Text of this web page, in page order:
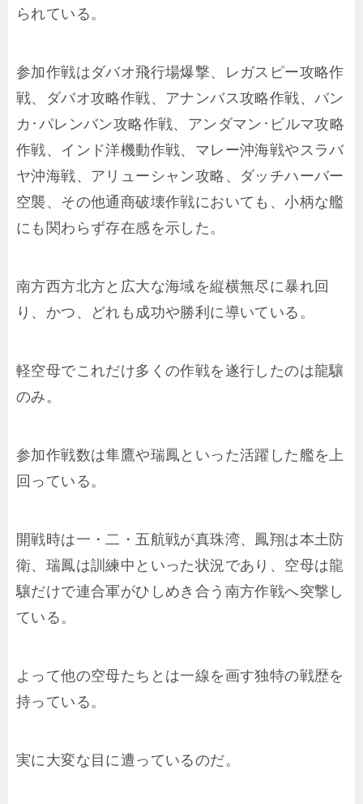
られている。
参加作戦はダバオ飛行場爆撃、レガスピー攻略作
戦、ダバオ攻略作戦、アナンバス攻略作戦、バン
カ･パレンバン攻略作戦、アンダマン･ビルマ攻略
作戦、インド洋機動作戦、マレー沖海戦やスラバ
ヤ沖海戦、アリューシャン攻略、ダッチハーバー
空襲、その他通商破壊作戦においても、小柄な艦
にも関わらず存在感を示した。
南方西方北方と広大な海域を縦横無尽に暴れ回
り、かつ、どれも成功や勝利に導いている。
軽空母でこれだけ多くの作戦を遂行したのは龍驤
のみ。
参加作戦数は隼鷹や瑞鳳といった活躍した艦を上
回っている。
開戦時は一・二・五航戦が真珠湾、鳳翔は本土防
衛、瑞鳳は訓練中といった状況であり、空母は龍
驤だけで連合軍がひしめき合う南方作戦へ突撃し
ている。
よって他の空母たちとは一線を画す独特の戦歴を
持っている。
実に大変な目に遭っているのだ。